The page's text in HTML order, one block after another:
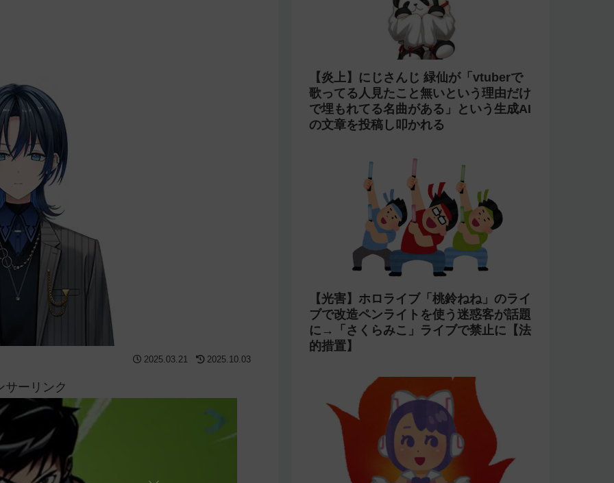
2025.03.21 2025.10.03
サーリンク
【炎上】にじさんじ 緑仙が「vtuberで
歌ってる人見たこと無いという理由だけ
で埋もれてる名曲がある」という生成AI
の文章を投稿し叩かれる
【光害】ホロライブ「桃鈴ねね」のライ
ブで改造ペンライトを使う迷惑客が話題
に→「さくらみこ」ライブで禁止に【法
的措置】